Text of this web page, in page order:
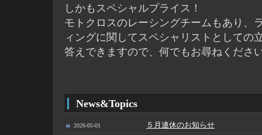
しかもスペシャルプライス！
モトクロスのレーシングチームもあり、
ィングに関してスペシャリストとしての
答えできますので、何でもお尋ねくださ
News&Topics
2026-05-01 ５月連休のお知らせ